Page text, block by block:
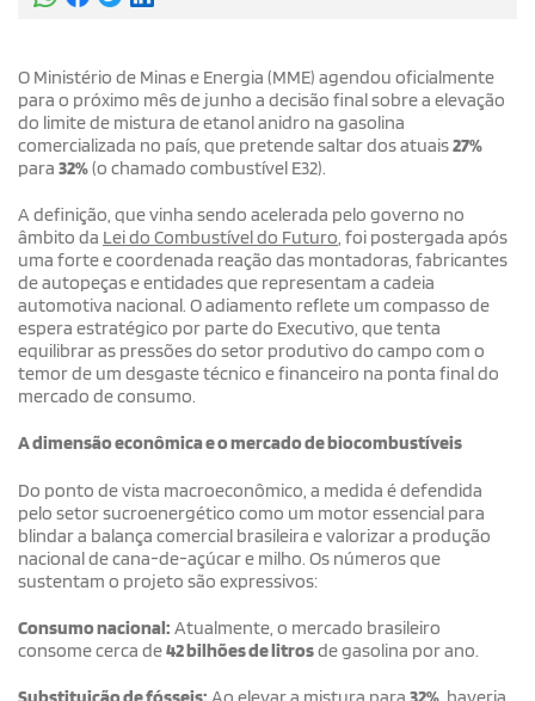
O Ministério de Minas e Energia (MME) agendou oficialmente
para o próximo mês de junho a decisão final sobre a elevação
do limite de mistura de etanol anidro na gasolina
comercializada no país, que pretende saltar dos atuais27%
para 32%(o chamado combustível E32).
A definição, que vinha sendo acelerada pelo governo no
âmbito da Lei do Combustível do Futuro, foi postergada após
uma forte e coordenada reação das montadoras, fabricantes
de autopeças e entidades que representam a cadeia
automotiva nacional. O adiamento reflete um compasso de
espera estratégico por parte do Executivo, que tenta
equilibrar as pressões do setor produtivo do campo com o
temor de um desgaste técnico e financeiro na ponta final do
mercado de consumo.
A dimensão econômica e o mercado de biocombustíveis
Do ponto de vista macroeconômico, a medida é defendida
pelo setor sucroenergético como um motor essencial para
blindar a balança comercial brasileira e valorizar a produção
nacional de cana-de-açúcar e milho. Os números que
sustentam o projeto são expressivos:
Consumo nacional: Atualmente, o mercado brasileiro
consome cerca de42 bilhões de litrosde gasolina por ano.